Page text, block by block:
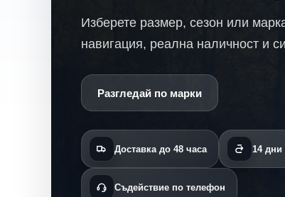
Изберете размер, сезон или
навигация, реална наличност и
Разгледай по марки
Доставка до 48 часа 14
Съдействие по телефон